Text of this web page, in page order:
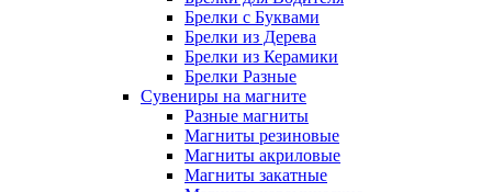
Брелки с Буквами
Брелки из Дерева
Брелки из Керамики
Брелки Разные
Сувениры на магните
Разные магниты
Магниты резиновые
Магниты акриловые
Магниты закатные